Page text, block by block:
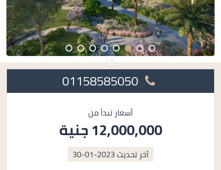
أسعار تبدأ من
12,000,000 جنية
آخر تحديث 2023-01-30